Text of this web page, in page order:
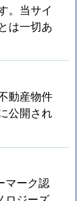
。当サイ
は一切あ
動産物件
公開され
マーク認